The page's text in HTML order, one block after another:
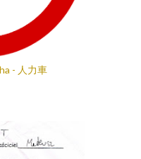
- 人力車